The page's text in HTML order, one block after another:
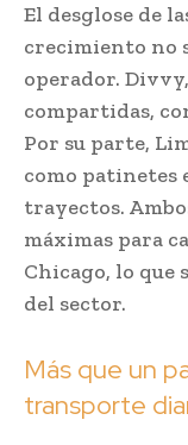
El desglose de
crecimiento no
operador.
compartidas,
Por su parte,
como patinetes
trayectos.
máximas para
Chicago, lo que
del sector.
Más que un
transporte